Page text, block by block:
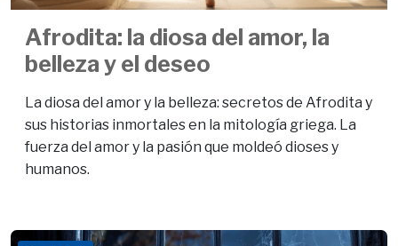
Afrodita: la diosa del amor, la
belleza y el deseo
La diosa del amor y la belleza: secretos de Afrodita y
sus historias inmortales en la mitología griega. La
fuerza del amor y la pasión que moldeó dioses y
humanos.